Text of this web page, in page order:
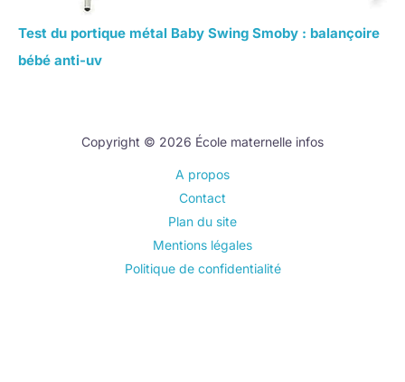
Test du portique métal Baby Swing Smoby : balançoire
bébé anti-uv
Copyright © 2026 École maternelle infos
A propos
Contact
Plan du site
Mentions légales
Politique de confidentialité